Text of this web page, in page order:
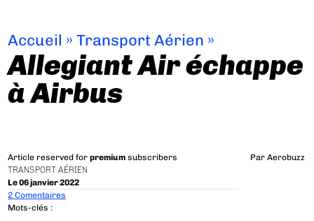
Accueil »Transport Aérien »
Allegiant Air échappe
à Airbus
Article reserved forpremium subscribers
TRANSPORT AÉRIEN
Le 06 janvier 2022
Par Aerobuzz
2 Comentaires
Mots-clés :